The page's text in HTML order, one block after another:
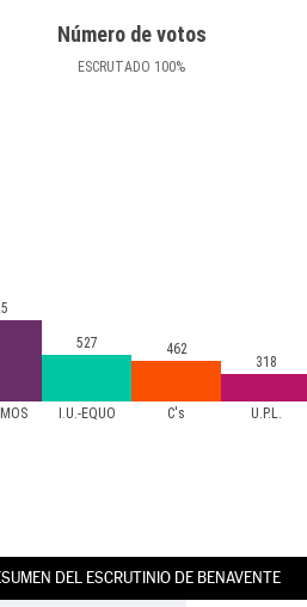
Número de votos
ESCRUTADO 100%
I.U.-EQUO C's U.P.L.
527 462
318
DEL ESCRUTINIO DE BENAVENTE